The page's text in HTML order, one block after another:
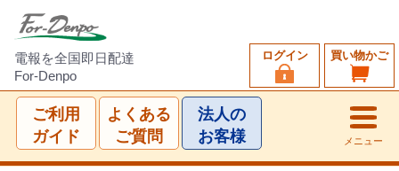
電報を全国即日配達
For-Denpo
買い物かご
ログイン
ご利用
ガイド
よくある
ご質問
法人の
お客様
メニュー